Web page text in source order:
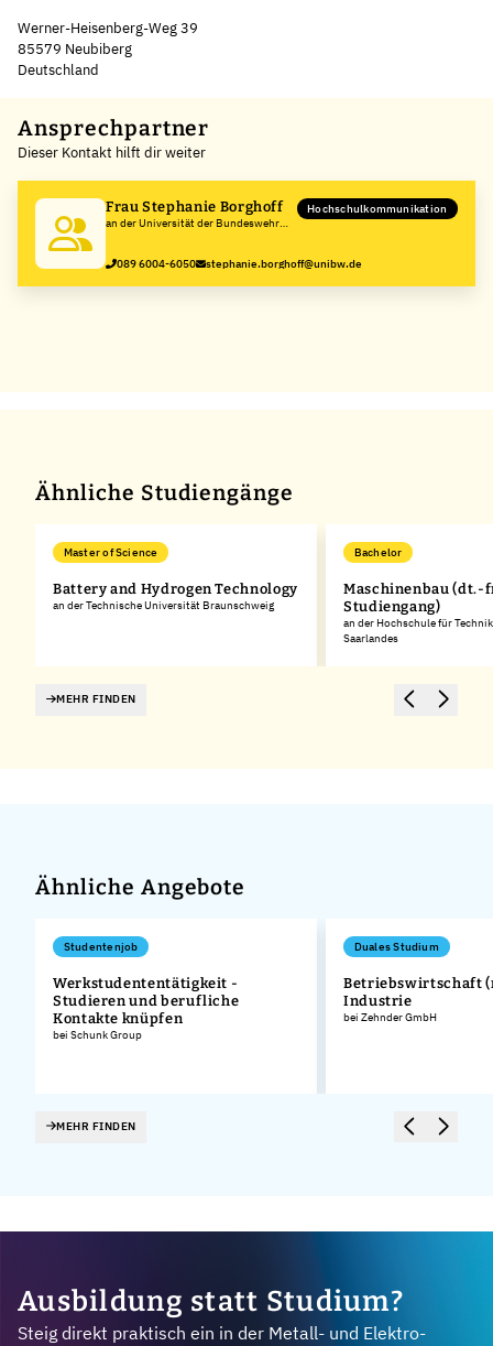
Werner-Heisenberg-Weg 39
85579 Neubiberg
Deutschland
+
−
Ansprechpartner
Dieser Kontakt hilft dir weiter
Frau Stephanie Borghoff
an der Universität der Bundeswehr
Hochschulkommunikation
089 6004-6050 stephanie.borghoff@unibw.de
Ähnliche Studiengänge
Master of Science
Battery and Hydrogen Technology
an der Technische Universität Braunschweig
Bachelor
Maschinenbau (dt.-
Studiengang)
an der Hochschule für
Saarlandes
MEHR FINDEN
Ähnliche Angebote
Studentenjob
Werkstudententätigkeit -
Studieren und berufliche
Kontakte knüpfen
bei Schunk Group
Duales Studium
Betriebswirtschaft
Industrie
bei Zehnder GmbH
MEHR FINDEN
Ausbildung statt Studium?
Steig direkt praktisch ein in der Metall- und Elektro-